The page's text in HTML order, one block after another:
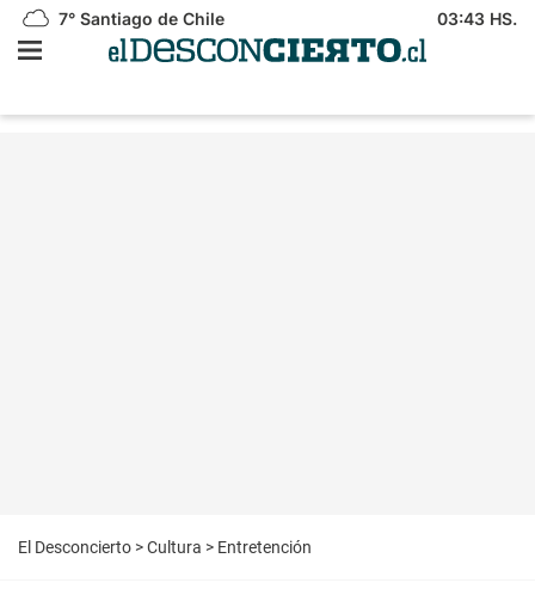
7° Santiago de Chile 03:43 HS.
El Desconcierto >Cultura > Entretención